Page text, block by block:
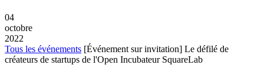
04
octobre
2022
Tous les événements [Événement sur invitation] Le défilé de
créateurs de startups de l'Open Incubateur SquareLab